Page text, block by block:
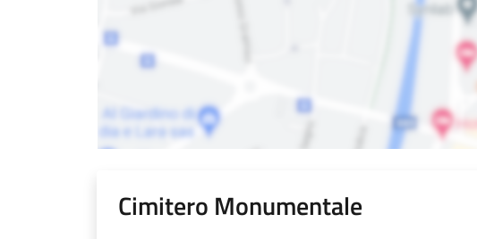
Cimitero Monumentale